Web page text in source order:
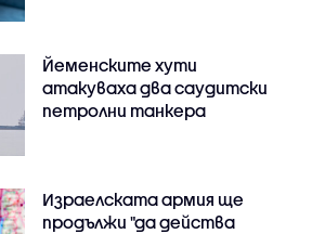
Йеменските хути
атакуваха два саудитски
петролни танкера
Израелската армия ще
продължи "да действа